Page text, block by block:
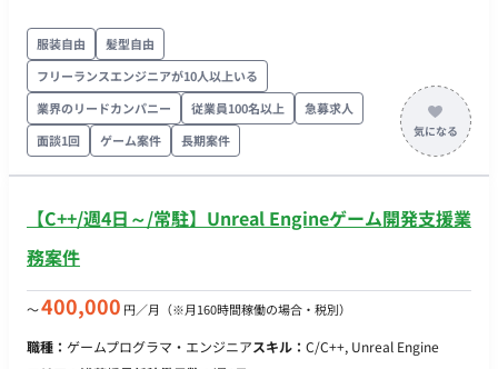
ランス調整】 新規機能や改善などの仕様書作成、レベルデザイ
ンやバランス調整、マスターデータの作成を行っていただきま
す。 【シナリオ・スクリプト作成】 ゲーム内のシナリオやスク
リプトの作成を担当していただきます。 【進行管理および他セ
クションとの連携】 担当業務の進行管理および他セクションと
ョン内でプランナーとして仕様書の作成や運営イベントの企
画、データ作成、キャラクターの設計などを担っていただきま
す。 ■ 【チーム体制】 ・定期的にチームでミーティングを実施
・上司や管理者にも意見を言いやすい環境 ・業務についてのコ
ミュニケーションが頻繁に行われる活気がある雰囲気 ■ 【働き
方】 ・契約形態：派遣契約 （週20時間以上のため、社会保険加
服装自由
髪型自由
フリーランスエンジニアが10人以上いる
業界のリードカンパニー
従業員100名以上
急募求人
面談1回
ゲーム案件 長期案件
【C++/週4日～/常駐】Unreal Engineゲーム開発支援業
務案件
〜400,000 円／月 （※月160時間稼働の場合・税別）
職種： ゲームプログラマ・エンジニアスキル： C/C++, Unreal Engine